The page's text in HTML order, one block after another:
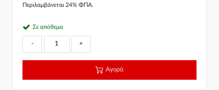
Περιλαμβάνεται 24% ΦΠΑ.
Σε απόθεμα
- +
Αγορά